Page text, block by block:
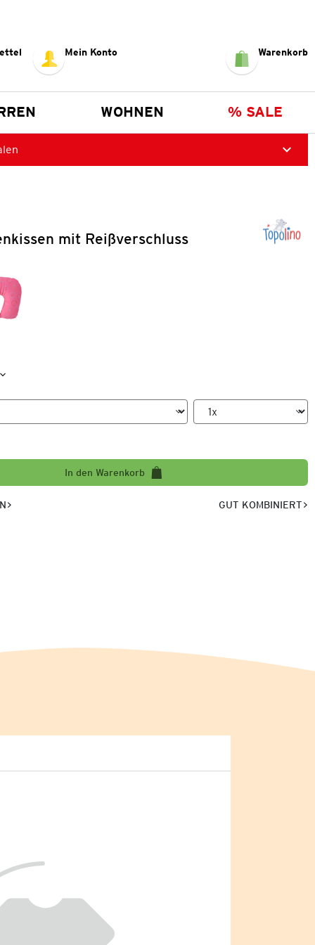
Mein Konto Warenkorb
WOHNEN % SALE
mit Reißverschluss
In den Warenkorb
GUT KOMBINIERT